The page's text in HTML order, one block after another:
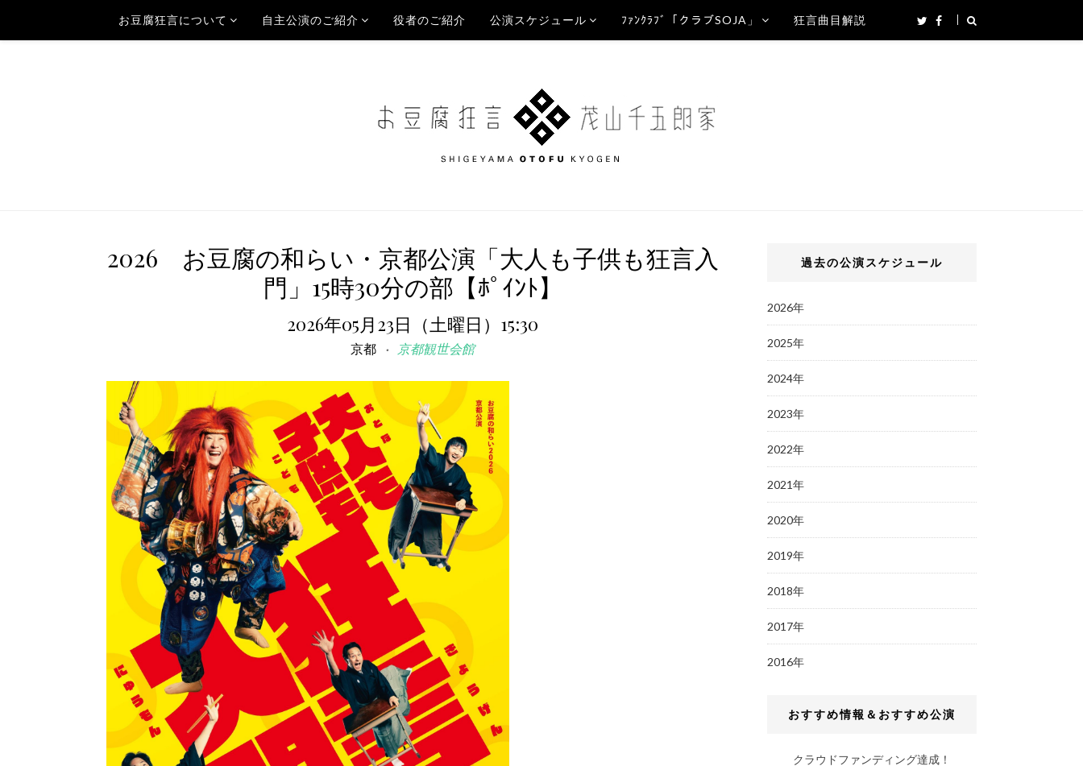
お豆腐狂言について 自主公演のご紹介 役者のご紹介 公演スケジュール ﾌｧﾝｸﾗﾌﾞ「クラブSOJA」 狂言曲目解説
2026 お豆腐の和らい・京都公演「大人も子供も狂言入
門」15時30分の部【ﾎﾟｲﾝﾄ】
2026年05月23日（土曜日）15:30
京都 京都観世会館
過去の公演スケジュール
2026年
2025年
2024年
2023年
2022年
2021年
2020年
2019年
2018年
2017年
2016年
おすすめ情報＆おすすめ公演
クラウドファンディング達成！